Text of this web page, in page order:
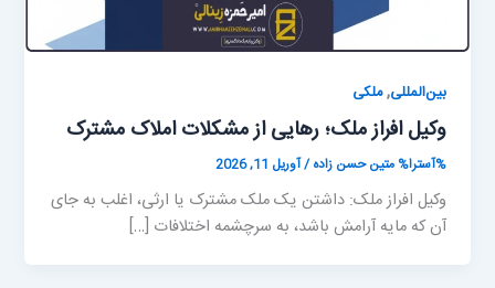
بین‌المللی,ملکی
وکیل افراز ملک؛ رهایی از مشکلات املاک مشترک
%آسترا%متین حسن زاده/آوریل 11, 2026
وکیل افراز ملک: داشتن یک ملک مشترک یا ارثی، اغلب به جای
آن که مایه آرامش باشد، به سرچشمه اختلافات […]